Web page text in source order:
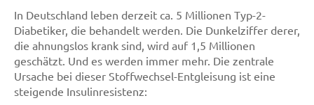
In Deutschland leben derzeit ca. 5 Millionen Typ-2-
Diabetiker, die behandelt werden. Die Dunkelziffer derer,
die ahnungslos krank sind, wird auf 1,5 Millionen
geschätzt. Und es werden immer mehr. Die zentrale
Ursache bei dieser Stoffwechsel-Entgleisung ist eine
steigende Insulinresistenz: